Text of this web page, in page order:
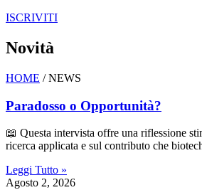
ISCRIVITI
Novità
HOME / NEWS
Paradosso o Opportunità?
📖 Questa intervista offre una riflessione
ricerca applicata e sul contributo che
Leggi Tutto »
Agosto 2, 2026